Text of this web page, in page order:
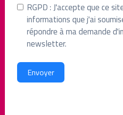
RGPD : J'accepte que ce
informations que j'ai
répondre à ma demande
newsletter.
Envoyer